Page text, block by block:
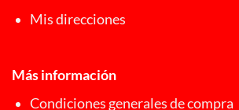
Mis direcciones
Más información
Condiciones generales de compra